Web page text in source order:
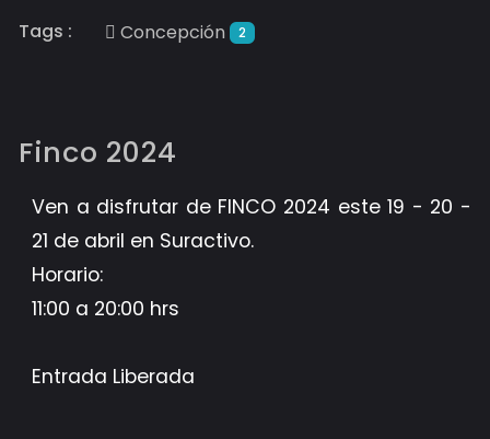
Tags : Concepción 2
Finco 2024
Ven a disfrutar de FINCO 2024 este 19 - 20 -
21 de abril en Suractivo.
Horario:
11:00 a 20:00 hrs
Entrada Liberada